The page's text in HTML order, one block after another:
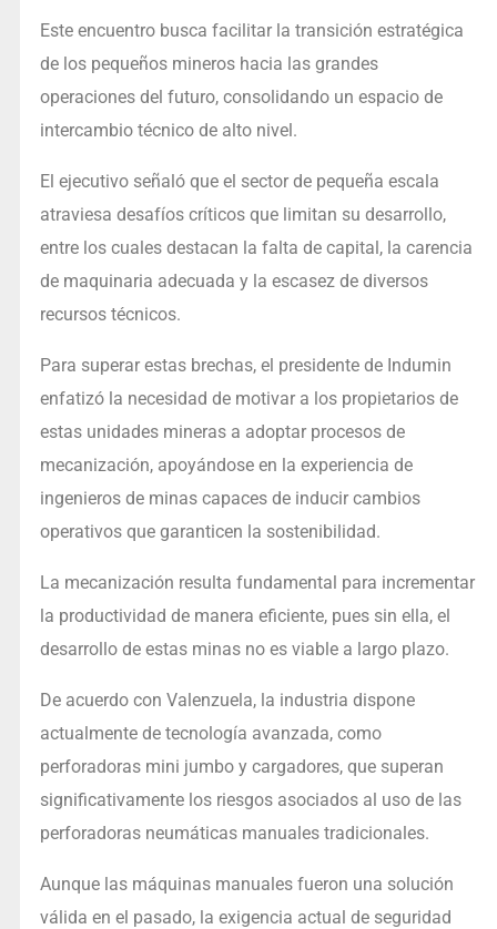
Este encuentro busca facilitar la transición estratégica
de los pequeños mineros hacia las grandes
operaciones del futuro, consolidando un espacio de
intercambio técnico de alto nivel.
El ejecutivo señaló que el sector de pequeña escala
atraviesa desafíos críticos que limitan su desarrollo,
entre los cuales destacan la falta de capital, la carencia
de maquinaria adecuada y la escasez de diversos
recursos técnicos.
Para superar estas brechas, el presidente de Indumin
enfatizó la necesidad de motivar a los propietarios de
estas unidades mineras a adoptar procesos de
mecanización, apoyándose en la experiencia de
ingenieros de minas capaces de inducir cambios
operativos que garanticen la sostenibilidad.
La mecanización resulta fundamental para incrementar
la productividad de manera eficiente, pues sin ella, el
desarrollo de estas minas no es viable a largo plazo.
De acuerdo con Valenzuela, la industria dispone
actualmente de tecnología avanzada, como
perforadoras mini jumbo y cargadores, que superan
significativamente los riesgos asociados al uso de las
perforadoras neumáticas manuales tradicionales.
Aunque las máquinas manuales fueron una solución
válida en el pasado, la exigencia actual de seguridad